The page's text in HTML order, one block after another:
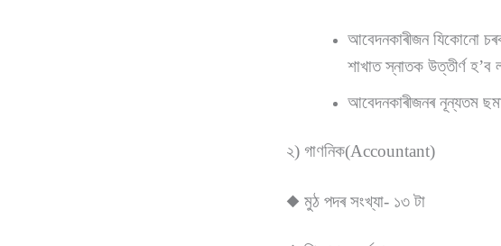
আবেদনকাৰীজন যিকোনো
শাখাত স্নাতক উত্তীৰ্ণ হ’ব
আবেদনকাৰীজনৰ নূন্যতম
২) গাণনিক(Accountant)
◆ মুঠ পদৰ সংখ্যা- ১৩ টা